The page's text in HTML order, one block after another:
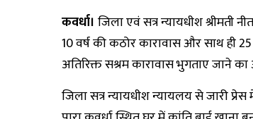
कवर्धा। जिला एवं सत्र न्यायधीश
10 वर्ष की कठोर कारावास और साथ ही
अतिरिक्त सश्रम कारावास भुगताए जाने
जिला सत्र न्यायधीश न्यायलय से जारी